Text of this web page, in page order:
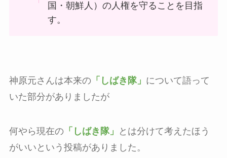
国・朝鮮人）の人権を守ることを目指
す。
神原元さんは本来の 「しばき隊」 について語って
いた部分がありましたが
何やら現在の 「しばき隊」
とは分けて考えたほう
がいいという投稿がありました。